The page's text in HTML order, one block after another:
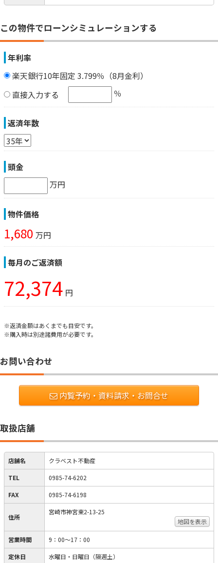
この物件でローンシミュレーションする
年利率
楽天銀行10年固定 3.799％（8月金利）
直接入力する
％
返済年数
頭金
万円
物件価格
1,680 万円
毎月のご返済額
72,374 円
※返済金額はあくまでも目安です。
※購入時は別途諸費用が必要です。
お問い合わせ
内覧予約・資料請求・お問合せ
取扱店舗
店舗名 クラベスト不動産
TEL 0985-74-6202
FAX 0985-74-6198
住所
宮崎市神宮東2-13-25
地図を表示
営業時間 9：00～17：00
定休日 水曜日・日曜日（隔週土）